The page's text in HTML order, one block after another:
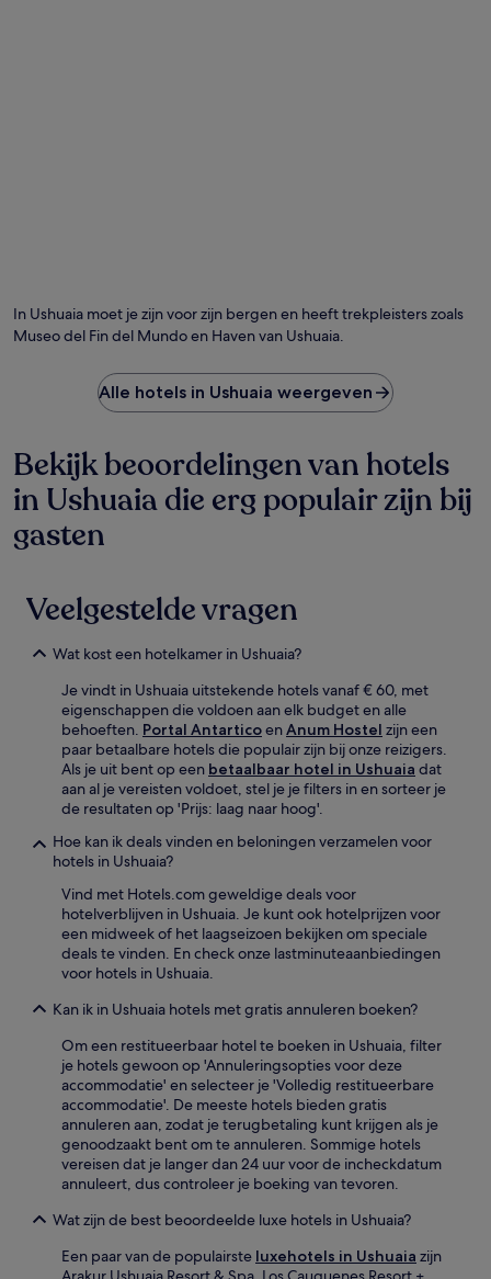
In Ushuaia moet je zijn voor zijn bergen en heeft trekpleisters zoals
Museo del Fin del Mundo en Haven van Ushuaia.
Alle hotels in Ushuaia weergeven
Bekijk beoordelingen van hotels
in Ushuaia die erg populair zijn bij
gasten
Veelgestelde vragen
Wat kost een hotelkamer in Ushuaia?
Je vindt in Ushuaia uitstekende hotels vanaf € 60, met
eigenschappen die voldoen aan elk budget en alle
behoeften. Portal AntarticoenAnum Hostel zijn een
paar betaalbare hotels die populair zijn bij onze reizigers.
Als je uit bent op een betaalbaar hotel in Ushuaia dat
aan al je vereisten voldoet, stel je je filters in en sorteer je
de resultaten op 'Prijs: laag naar hoog'.
Hoe kan ik deals vinden en beloningen verzamelen voor
hotels in Ushuaia?
Vind met Hotels.com geweldige deals voor
hotelverblijven in Ushuaia. Je kunt ook hotelprijzen voor
een midweek of het laagseizoen bekijken om speciale
deals te vinden. En check onze lastminuteaanbiedingen
voor hotels in Ushuaia.
Kan ik in Ushuaia hotels met gratis annuleren boeken?
Om een restitueerbaar hotel te boeken in Ushuaia, filter
je hotels gewoon op 'Annuleringsopties voor deze
accommodatie' en selecteer je 'Volledig restitueerbare
accommodatie'. De meeste hotels bieden gratis
annuleren aan, zodat je terugbetaling kunt krijgen als je
genoodzaakt bent om te annuleren. Sommige hotels
vereisen dat je langer dan 24 uur voor de incheckdatum
annuleert, dus controleer je boeking van tevoren.
Wat zijn de best beoordeelde luxe hotels in Ushuaia?
Een paar van de populairste luxehotels in Ushuaia zijn